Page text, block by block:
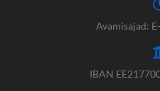
Avamisajad:
IBAN